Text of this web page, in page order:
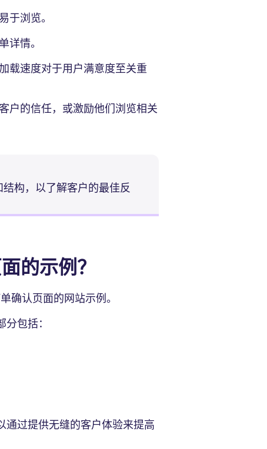
于浏览。
详情。
载速度对于用户满意度至关重
户的信任，或激励他们浏览相关
构，以了解客户的最佳反
的示例？
确认页面的网站示例。
包括：
通过提供无缝的客户体验来提高